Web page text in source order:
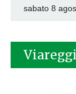
sabato 8